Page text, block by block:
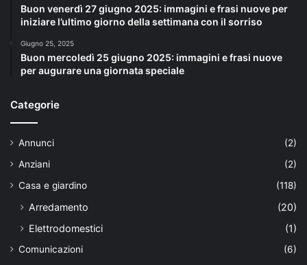
Buon venerdì 27 giugno 2025: immagini e frasi nuove per
iniziare l’ultimo giorno della settimana con il sorriso
Giugno 25, 2025
Buon mercoledì 25 giugno 2025: immagini e frasi nuove
per augurare una giornata speciale
Categorie
Annunci
(2)
Anziani
(2)
Casa e giardino
(118)
Arredamento
(20)
Elettrodomestici
(1)
Comunicazioni
(6)